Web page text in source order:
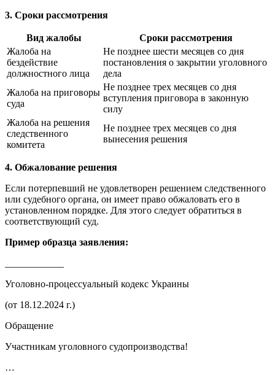
3. Сроки рассмотрения
Вид жалобы
Сроки рассмотрения
Жалоба на
бездействие
должностного лица
Не позднее шести месяцев со дня
постановления о закрытии уголовного
дела
Жалоба на приговоры
суда
Не позднее трех месяцев со дня
вступления приговора в законную
силу
Жалоба на решения
следственного
комитета
Не позднее трех месяцев со дня
вынесения решения
4. Обжалование решения
Если потерпевший не удовлетворен решением следственного
или судебного органа, он имеет право обжаловать его в
установленном порядке. Для этого следует обратиться в
соответствующий суд.
Пример образца заявления:
Уголовно-процессуальный кодекс Украины
(от 18.12.2024 г.)
Обращение
Участникам уголовного судопроизводства!
…